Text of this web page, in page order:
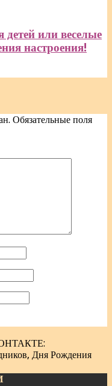
или веселые
настроения!
Обязательные поля
Дня Рождения